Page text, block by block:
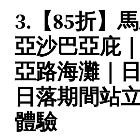
3.【85折】
亞沙巴亞庇
亞路海灘｜
日落期間站
體驗